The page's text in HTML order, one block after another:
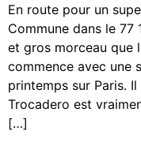
En route pour un
Commune dans le 77
et gros morceau que
commence avec une
printemps sur Paris.
Trocadero est
[…]